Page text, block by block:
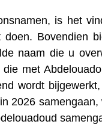
is het
Bovendien
naam die u
met
wordt
2026